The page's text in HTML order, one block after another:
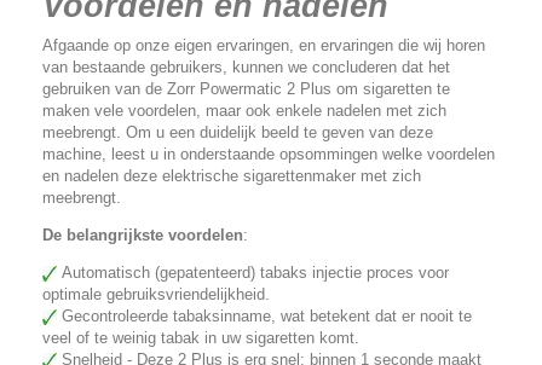
Afgaande op onze eigen ervaringen, en ervaringen die wij horen
van bestaande gebruikers, kunnen we concluderen dat het
gebruiken van de Zorr Powermatic 2 Plus om sigaretten te
maken vele voordelen, maar ook enkele nadelen met zich
meebrengt. Om u een duidelijk beeld te geven van deze
machine, leest u in onderstaande opsommingen welke voordelen
en nadelen deze elektrische sigarettenmaker met zich
meebrengt.
De belangrijkste voordelen:
Automatisch (gepatenteerd) tabaks injectie proces voor
optimale gebruiksvriendelijkheid.
Gecontroleerde tabaksinname, wat betekent dat er nooit te
veel of te weinig tabak in uw sigaretten komt.
Snelheid - Deze 2 Plus is erg snel: binnen 1 seconde maakt